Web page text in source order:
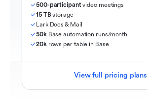
500-participant video meetings
15 TB storage
Lark Docs & Mail
50k Base automation runs/month
20k rows per table in Base
View full pricing plans